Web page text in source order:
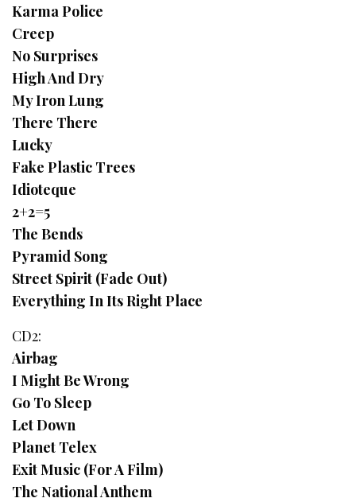
Karma Police
Creep
No Surprises
High And Dry
My Iron Lung
There There
Lucky
Fake Plastic Trees
Idioteque
2+2=5
The Bends
Pyramid Song
Street Spirit (Fade Out)
Everything In Its Right Place
CD2:
Airbag
I Might Be Wrong
Go To Sleep
Let Down
Planet Telex
Exit Music (For A Film)
The National Anthem